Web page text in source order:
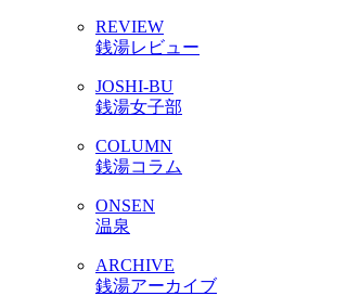
REVIEW
銭湯レビュー
JOSHI-BU
銭湯女子部
COLUMN
銭湯コラム
ONSEN
温泉
ARCHIVE
銭湯アーカイブ